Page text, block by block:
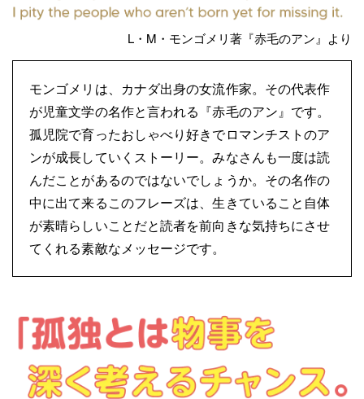
L・M・モンゴメリ著『赤毛のアン』より
モンゴメリは、カナダ出身の女流作家。その代表作
が児童文学の名作と言われる『赤毛のアン』です。
孤児院で育ったおしゃべり好きでロマンチストのア
ンが成長していくストーリー。みなさんも一度は読
んだことがあるのではないでしょうか。その名作の
中に出て来るこのフレーズは、生きていること自体
が素晴らしいことだと読者を前向きな気持ちにさせ
てくれる素敵なメッセージです。